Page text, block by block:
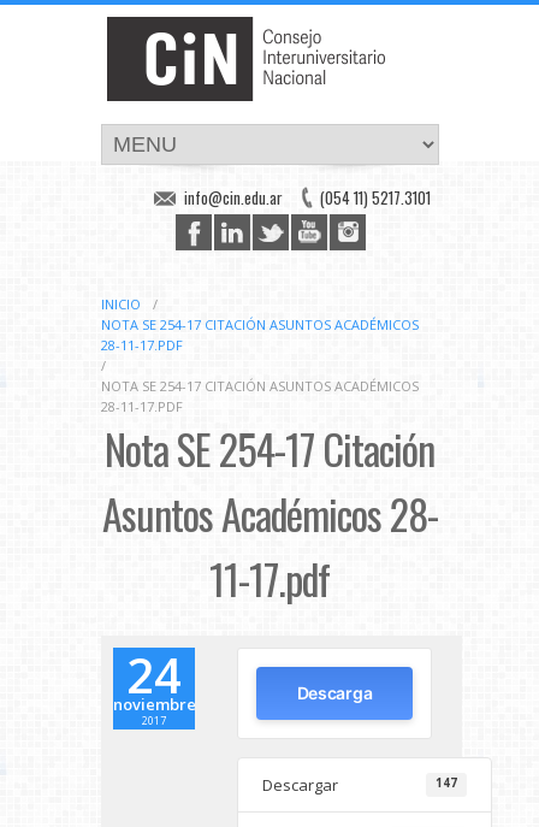
(054 11) 5217.3101
info@cin.edu.ar
INICIO
/
NOTA SE 254-17 CITACIÓN ASUNTOS ACADÉMICOS
28-11-17.PDF
/
NOTA SE 254-17 CITACIÓN ASUNTOS ACADÉMICOS
28-11-17.PDF
Nota SE 254-17 Citación
Asuntos Académicos 28-
11-17.pdf
24
noviembre
2017
Descarga
Descargar 147